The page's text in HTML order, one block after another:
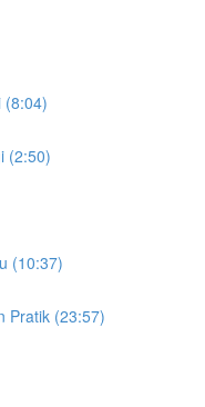
(8:04)
(2:50)
(10:37)
Pratik (23:57)